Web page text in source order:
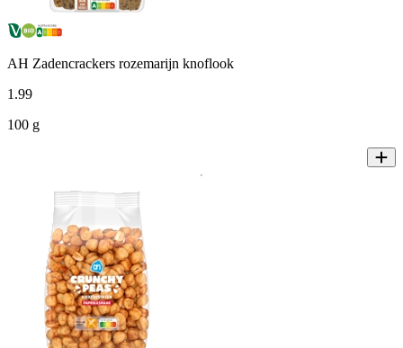
AH Zadencrackers rozemarijn knoflook
1 .99
100 g